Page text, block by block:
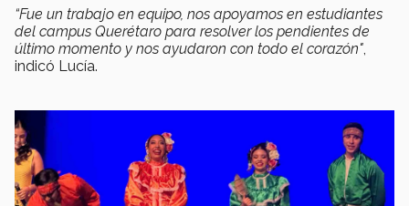
“Fue un trabajo en equipo, nos apoyamos en estudiantes
del campus Querétaro para resolver los pendientes de
último momento y nos ayudaron con todo el corazón",
indicó Lucía.